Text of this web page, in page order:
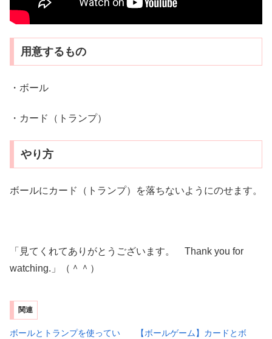
用意するもの
・ボール
・カード（トランプ）
やり方
ボールにカード（トランプ）を落ちないようにのせます。
「見てくれてありがとうございます。 Thank you for
watching.」（＾＾）
関連
ボールとトランプを使ってい
【ボールゲーム】カードとボ